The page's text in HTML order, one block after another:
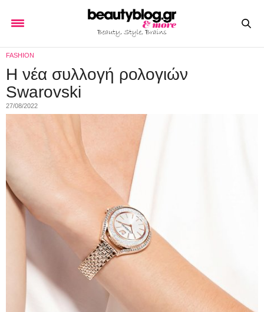
FASHION
Η νέα συλλογή ρολογιών
Swarovski
27/08/2022